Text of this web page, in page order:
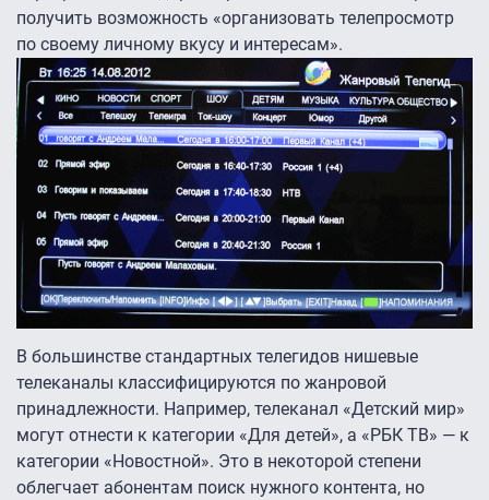
получить возможность «организовать телепросмотр
по своему личному вкусу и интересам».
В большинстве стандартных телегидов нишевые
телеканалы классифицируются по жанровой
принадлежности. Например, телеканал «Детский мир»
могут отнести к категории «Для детей», а «РБК ТВ» — к
категории «Новостной». Это в некоторой степени
облегчает абонентам поиск нужного контента, но